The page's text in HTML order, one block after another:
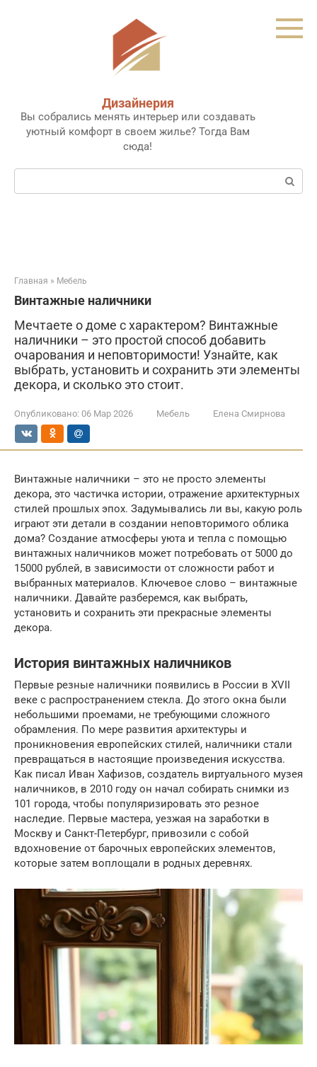
Дизайнерия
Вы собрались менять интерьер или создавать
уютный комфорт в своем жилье? Тогда Вам
сюда!
Поиск:
Главная » Мебель
Винтажные наличники
Мечтаете о доме с характером? Винтажные
наличники – это простой способ добавить
очарования и неповторимости! Узнайте, как
выбрать, установить и сохранить эти элементы
декора, и сколько это стоит.
Опубликовано: 06 Мар 2026 Мебель Елена Смирнова
Винтажные наличники – это не просто элементы
декора, это частичка истории, отражение архитектурных
стилей прошлых эпох. Задумывались ли вы, какую роль
играют эти детали в создании неповторимого облика
дома? Создание атмосферы уюта и тепла с помощью
винтажных наличников может потребовать от 5000 до
15000 рублей, в зависимости от сложности работ и
выбранных материалов. Ключевое слово – винтажные
наличники. Давайте разберемся, как выбрать,
установить и сохранить эти прекрасные элементы
декора.
История винтажных наличников
Первые резные наличники появились в России в XVII
веке с распространением стекла. До этого окна были
небольшими проемами, не требующими сложного
обрамления. По мере развития архитектуры и
проникновения европейских стилей, наличники стали
превращаться в настоящие произведения искусства.
Как писал Иван Хафизов, создатель виртуального музея
наличников, в 2010 году он начал собирать снимки из
101 города, чтобы популяризировать это резное
наследие. Первые мастера, уезжая на заработки в
Москву и Санкт-Петербург, привозили с собой
вдохновение от барочных европейских элементов,
которые затем воплощали в родных деревнях.